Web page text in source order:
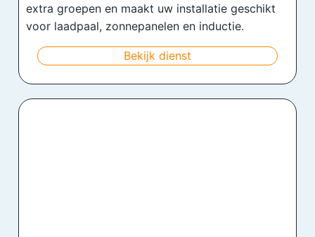
extra groepen en maakt uw installatie geschikt
voor laadpaal, zonnepanelen en inductie.
Bekijk dienst